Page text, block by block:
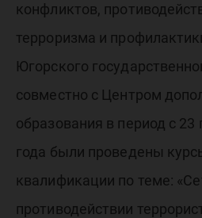
конфликтов,
терроризма и
Югорского
совместно с Центром
образования в период с 23
года были проведены
квалификации по теме:
противодействии